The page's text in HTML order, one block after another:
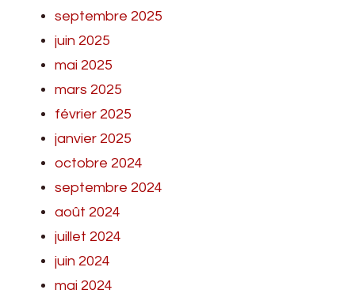
septembre 2025
juin 2025
mai 2025
mars 2025
février 2025
janvier 2025
octobre 2024
septembre 2024
août 2024
juillet 2024
juin 2024
mai 2024